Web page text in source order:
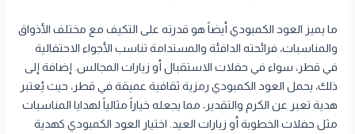
ما يميز العود الكمبودي أيضاً هو قدرته على التكيف مع مختلف الأذواق
والمناسبات، فرائحته الدافئة والمستدامة تناسب الأجواء الاحتفالية
في قطر، سواء في حفلات الاستقبال أو زيارات المجالس. إضافة إلى
ذلك، يحمل العود الكمبودي رمزية ثقافية عميقة في قطر، حيث يُعتبر
هدية تعبر عن الكرم والتقدير، مما يجعله خياراً مثالياً لهدايا المناسبات
مثل حفلات الخطوبة أو زيارات العيد. اختيار العود الكمبودي كهدية